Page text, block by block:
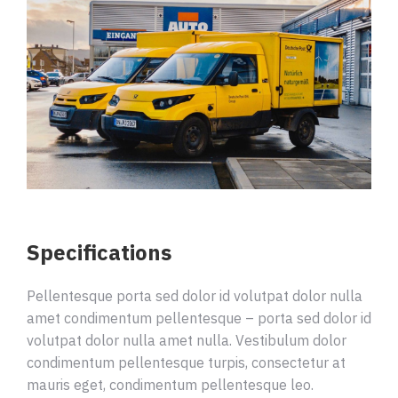
Specifications
Pellentesque porta sed dolor id volutpat dolor nulla
amet condimentum pellentesque – porta sed dolor id
volutpat dolor nulla amet nulla. Vestibulum dolor
condimentum pellentesque turpis, consectetur at
mauris eget, condimentum pellentesque leo.